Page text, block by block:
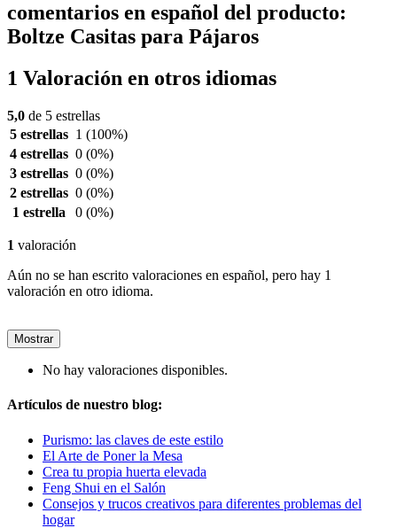
comentarios en español del producto:
Boltze Casitas para Pájaros
1 Valoración en otros idiomas
5,0 de 5 estrellas
5 estrellas 1 (100%)
4 estrellas 0 (0%)
3 estrellas 0 (0%)
2 estrellas 0 (0%)
1 estrella
0 (0%)
1 valoración
Aún no se han escrito valoraciones en español, pero hay 1
valoración en otro idioma.
Mostrar
No hay valoraciones disponibles.
Artículos de nuestro blog:
Purismo: las claves de este estilo
El Arte de Poner la Mesa
Crea tu propia huerta elevada
Feng Shui en el Salón
Consejos y trucos creativos para diferentes problemas del
hogar